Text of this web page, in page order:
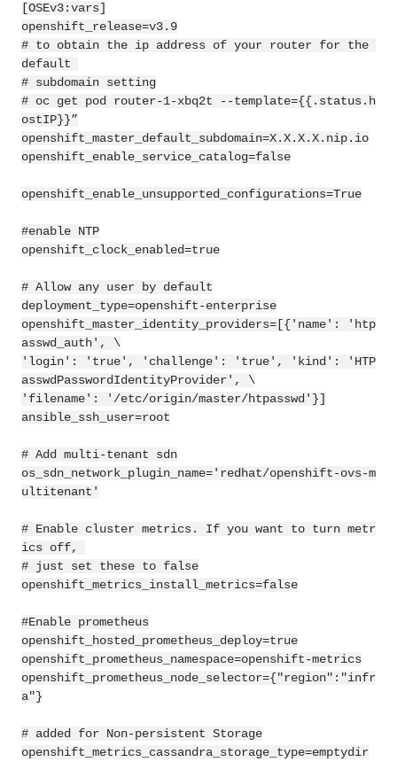
[OSEv3:vars]
openshift_release=v3.9
# to obtain the ip address of your router for the
default
# subdomain setting
# oc get pod router-1-xbq2t --template={{.status.h
ostIP}}”
openshift_master_default_subdomain=X.X.X.X.nip.io
openshift_enable_service_catalog=false
openshift_enable_unsupported_configurations=True
#enable NTP
openshift_clock_enabled=true
# Allow any user by default
deployment_type=openshift-enterprise
openshift_master_identity_providers=[{'name': 'htp
asswd_auth', \
'login': 'true', 'challenge': 'true', 'kind': 'HTP
asswdPasswordIdentityProvider', \
'filename': '/etc/origin/master/htpasswd'}]
ansible_ssh_user=root
# Add multi-tenant sdn
os_sdn_network_plugin_name='redhat/openshift-ovs-m
ultitenant'
# Enable cluster metrics. If you want to turn metr
ics off,
# just set these to false
openshift_metrics_install_metrics=false
#Enable prometheus
openshift_hosted_prometheus_deploy=true
openshift_prometheus_namespace=openshift-metrics
openshift_prometheus_node_selector={"region":"infr
a"}
# added for Non-persistent Storage
openshift_metrics_cassandra_storage_type=emptydir